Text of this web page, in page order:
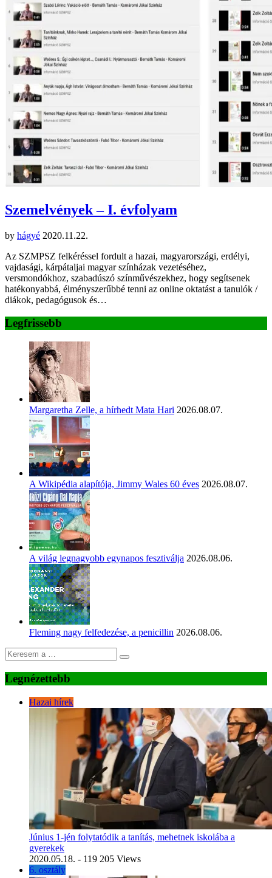
Szemelvények – I. évfolyam
by hágyé 2020.11.22.
Az SZMPSZ felkéréssel fordult a hazai, magyarországi, erdélyi,
vajdasági, kárpátaljai magyar színházak vezetéséhez,
versmondókhoz, szabadúszó színművészekhez, hogy segítsenek
hatékonyabbá, élményszerűbbé tenni az online oktatást a tanulók /
diákok, pedagógusok és…
Legfrissebb
Margaretha Zelle, a hírhedt Mata Hari 2026.08.07.
A Wikipédia alapítója, Jimmy Wales 60 éves 2026.08.07.
A világ legnagyobb egynapos fesztiválja 2026.08.06.
Fleming nagy felfedezése, a penicillin 2026.08.06.
Legnézettebb
Hazai hírek
Június 1-jén folytatódik a tanítás, mehetnek iskolába a
gyerekek
2020.05.18. - 119 205 Views
6. osztály